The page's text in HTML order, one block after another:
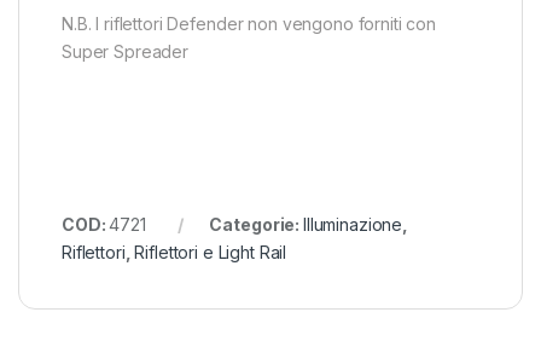
N.B. I riflettori Defender non vengono forniti con
Super Spreader
COD:4721 Categorie: Illuminazione
Riflettori ,Riflettori e Light Rail